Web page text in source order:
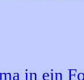
in ein